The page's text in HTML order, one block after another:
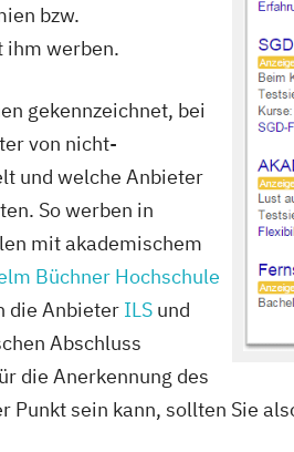
bzw.
ihm werben.
gekennzeichnet, bei
von nicht-
und welche Anbieter
So werben in
mit akademischem
Büchner Hochschule
die Anbieter ILS und
Abschluss
die Anerkennung des
sein kann, sollten Sie